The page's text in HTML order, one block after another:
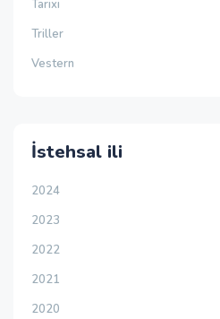
Tarixi
Triller
Vestern
İstehsal ili
2024
2023
2022
2021
2020